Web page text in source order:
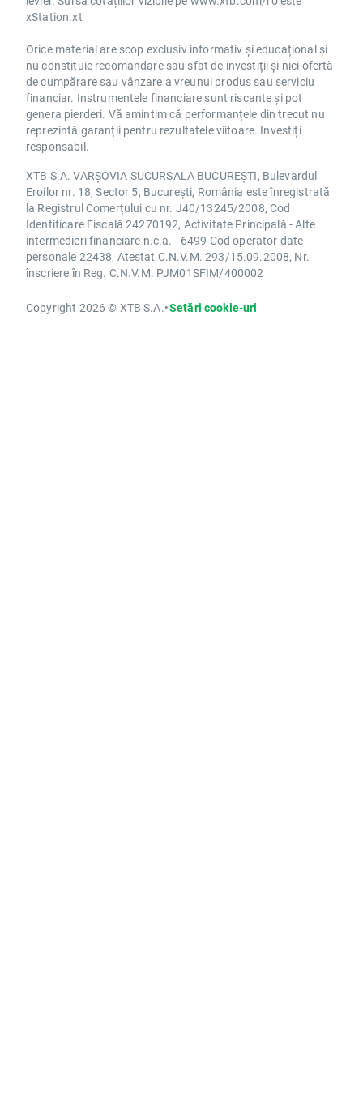
xStation.xt
Orice material are scop exclusiv informativ și educațional și
nu constituie recomandare sau sfat de investiții și nici ofertă
de cumpărare sau vânzare a vreunui produs sau serviciu
financiar. Instrumentele financiare sunt riscante și pot
genera pierderi. Vă amintim că performanțele din trecut nu
reprezintă garanții pentru rezultatele viitoare. Investiți
responsabil.
XTB S.A. VARȘOVIA SUCURSALA BUCUREȘTI, Bulevardul
Eroilor nr. 18, Sector 5, București, România este înregistrată
la Registrul Comerțului cu nr. J40/13245/2008, Cod
Identificare Fiscală 24270192, Activitate Principală - Alte
intermedieri financiare n.c.a. - 6499 Cod operator date
personale 22438, Atestat C.N.V.M. 293/15.09.2008, Nr.
înscriere în Reg. C.N.V.M. PJM01SFIM/400002
Copyright 2026 © XTB S.A.•Setări cookie-uri